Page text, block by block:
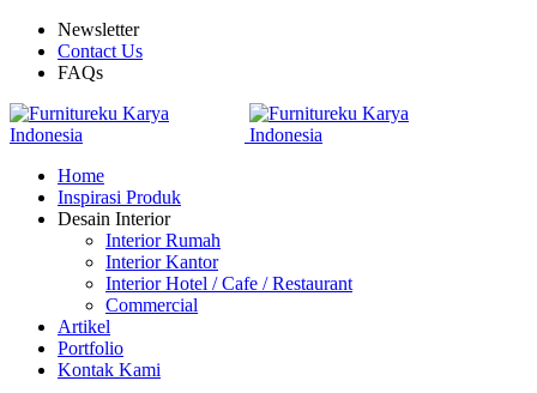
Newsletter
Contact Us
FAQs
Home
Inspirasi Produk
Desain Interior
Interior Rumah
Interior Kantor
Interior Hotel / Cafe / Restaurant
Commercial
Artikel
Portfolio
Kontak Kami